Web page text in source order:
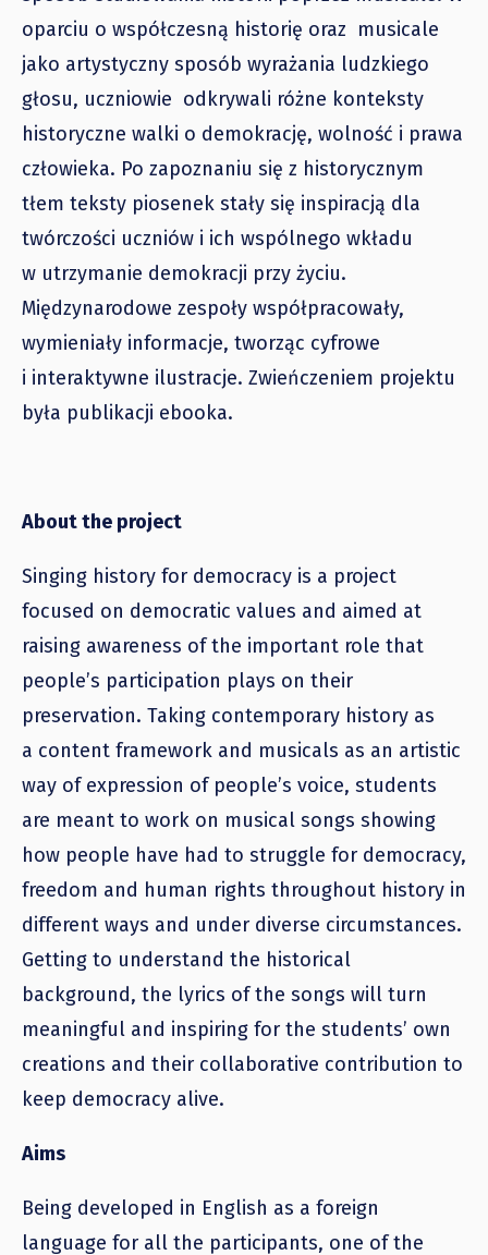
oparciu o współczesną historię oraz musicale
jako artystyczny sposób wyrażania ludzkiego
głosu, uczniowie odkrywali różne konteksty
historyczne walki o demokrację, wolność i prawa
człowieka. Po zapoznaniu się z historycznym
tłem teksty piosenek stały się inspiracją dla
twórczości uczniów i ich wspólnego wkładu
w utrzymanie demokracji przy życiu.
Międzynarodowe zespoły współpracowały,
wymieniały informacje, tworząc cyfrowe
i interaktywne ilustracje. Zwieńczeniem projektu
była publikacji ebooka.
About the project
Singing history for democracy is a project
focused on democratic values and aimed at
raising awareness of the important role that
people’s participation plays on their
preservation. Taking contemporary history as
a content framework and musicals as an artistic
way of expression of people’s voice, students
are meant to work on musical songs showing
how people have had to struggle for democracy,
freedom and human rights throughout history in
different ways and under diverse circumstances.
Getting to understand the historical
background, the lyrics of the songs will turn
meaningful and inspiring for the students’ own
creations and their collaborative contribution to
keep democracy alive.
Aims
Being developed in English as a foreign
language for all the participants, one of the